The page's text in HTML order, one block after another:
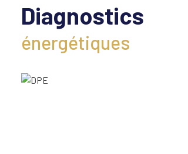
Diagnostics
énergétiques